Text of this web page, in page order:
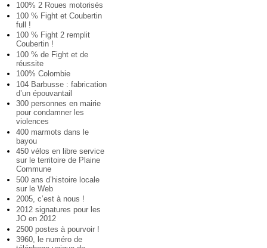
100% 2 Roues motorisés
100 % Fight et Coubertin
full !
100 % Fight 2 remplit
Coubertin !
100 % de Fight et de
réussite
100% Colombie
104 Barbusse : fabrication
d’un épouvantail
300 personnes en mairie
pour condamner les
violences
400 marmots dans le
bayou
450 vélos en libre service
sur le territoire de Plaine
Commune
500 ans d’histoire locale
sur le Web
2005, c’est à nous !
2012 signatures pour les
JO en 2012
2500 postes à pourvoir !
3960, le numéro de